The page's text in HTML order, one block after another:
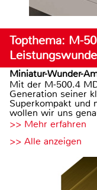
Topthema: M-
Miniatur-Wunder-
Mit der M-500.4
Generation seiner
Superkompakt und
wollen wir uns
>> Mehr erfahren
>> Alle anzeigen